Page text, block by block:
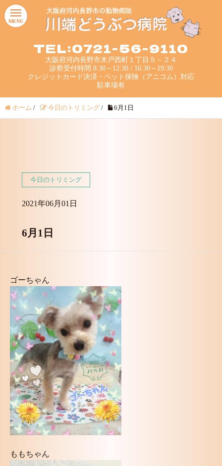
TEL:0721-56-9110
大阪府河内長野市木戸西町１丁目５－２４
診察受付時間 8:30～12:30 / 16:30～19:30
クレジットカード決済・ペット保険（アニコム）対応
駐車場有
MENU
ホーム / 今日のトリミング / 6月1日
今日のトリミング
2021年06月01日
6月1日
ゴーちゃん
ももちゃん